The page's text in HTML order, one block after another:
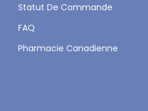
Statut De Commande
FAQ
Pharmacie Canadienne